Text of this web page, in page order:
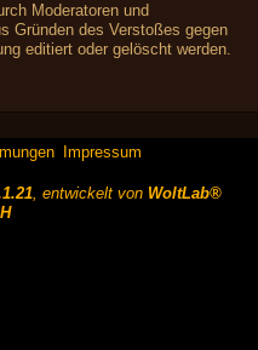
Moderatoren und
Gründen des Verstoßes gegen
editiert oder gelöscht werden.
Impressum
, entwickelt von WoltLab®